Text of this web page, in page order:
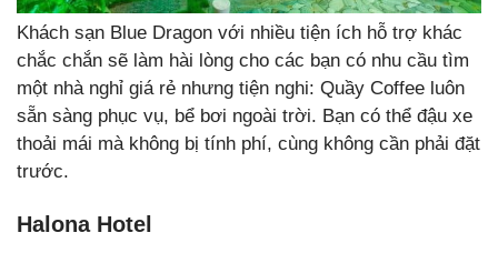
Khách sạn Blue Dragon với nhiều tiện ích hỗ trợ khác
chắc chắn sẽ làm hài lòng cho các bạn có nhu cầu tìm
một nhà nghỉ giá rẻ nhưng tiện nghi: Quầy Coffee luôn
sẵn sàng phục vụ, bể bơi ngoài trời. Bạn có thể đậu xe
thoải mái mà không bị tính phí, cùng không cần phải đặt
trước.
Halona Hotel